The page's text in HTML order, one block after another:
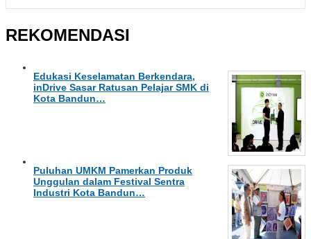
REKOMENDASI
Edukasi Keselamatan Berkendara,
inDrive Sasar Ratusan Pelajar SMK di
Kota Bandun…
Puluhan UMKM Pamerkan Produk
Unggulan dalam Festival Sentra
Industri Kota Bandun…